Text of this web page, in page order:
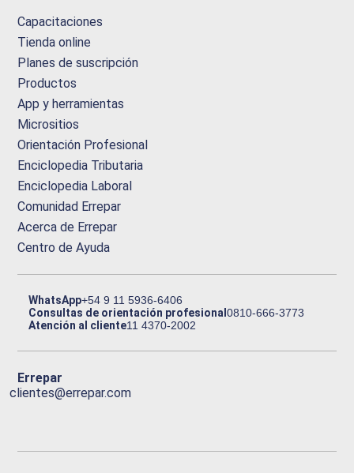
Capacitaciones
Tienda online
Planes de suscripción
Productos
App y herramientas
Micrositios
Orientación Profesional
Enciclopedia Tributaria
Enciclopedia Laboral
Comunidad Errepar
Acerca de Errepar
Centro de Ayuda
WhatsApp+54 9 11 5936-6406
Consultas de orientación profesional0810-666-3773
Atención al cliente11 4370-2002
Errepar
clientes@errepar.com